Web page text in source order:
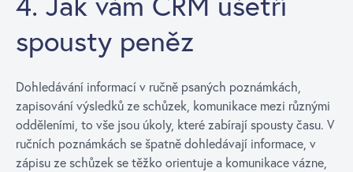
spousty peněz
Dohledávání informací v ručně psaných poznámkách,
zapisování výsledků ze schůzek, komunikace mezi různými
odděleními, to vše jsou úkoly, které zabírají spousty času. V
ručních poznámkách se špatně dohledávají informace, v
zápisu ze schůzek se těžko orientuje a komunikace vázne,